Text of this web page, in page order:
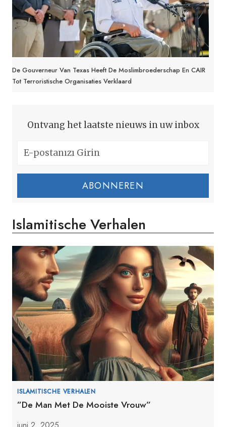
De Gouverneur Van Texas Heeft De Moslimbroederschap En CAIR
Tot Terroristische Organisaties Verklaard
Ontvang het laatste nieuws in uw inbox
ABONNEREN
Islamitische Verhalen
ISLAMITISCHE VERHALEN
”De Man Met De Mooiste Vrouw”